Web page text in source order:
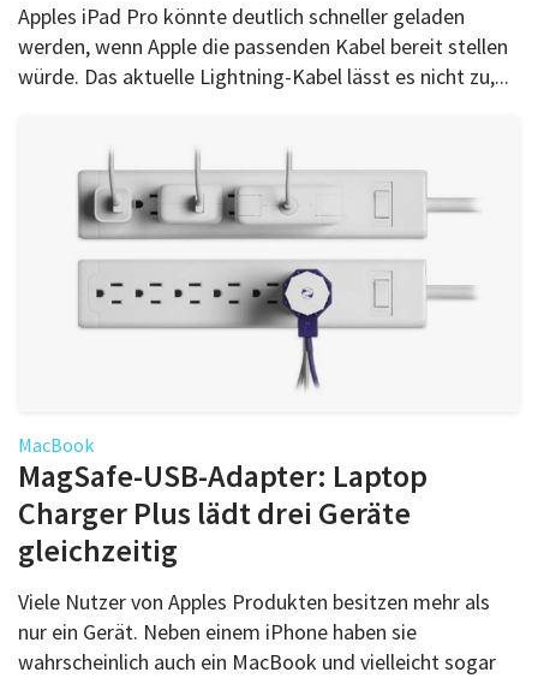
Apples iPad Pro könnte deutlich schneller geladen
werden, wenn Apple die passenden Kabel bereit stellen
würde. Das aktuelle Lightning-Kabel lässt es nicht zu,...
MacBook
MagSafe-USB-Adapter: Laptop
Charger Plus lädt drei Geräte
gleichzeitig
Viele Nutzer von Apples Produkten besitzen mehr als
nur ein Gerät. Neben einem iPhone haben sie
wahrscheinlich auch ein MacBook und vielleicht sogar